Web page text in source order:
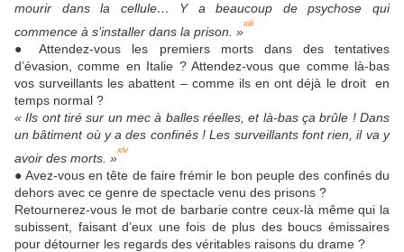
mourir dans la cellule… Y a beaucoup de psychose qui
commence à s’installer dans la prison. »
xiii
● Attendez-vous les premiers morts dans des tentatives
d’évasion, comme en Italie ? Attendez-vous que comme là-bas
vos surveillants les abattent – comme ils en ont déjà le droit en
temps normal ?
« Ils ont tiré sur un mec à balles réelles, et là-bas ça brûle ! Dans
un bâtiment où y a des confinés ! Les surveillants font rien, il va y
avoir des morts. »
xiv
● Avez-vous en tête de faire frémir le bon peuple des confinés du
dehors avec ce genre de spectacle venu des prisons ?
Retournerez-vous le mot de barbarie contre ceux-là même qui la
subissent, faisant d’eux une fois de plus des boucs émissaires
pour détourner les regards des véritables raisons du drame ?